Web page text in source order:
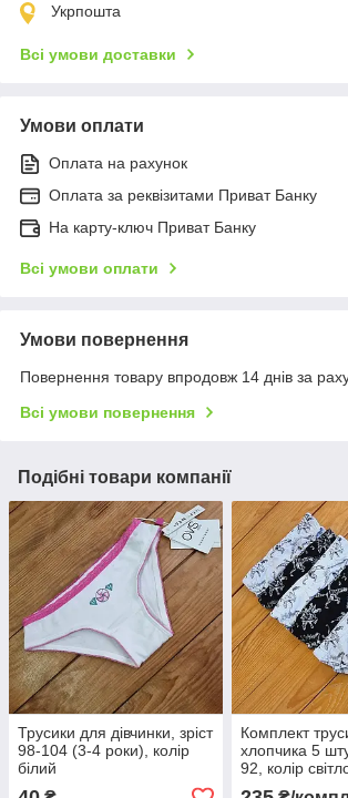
Укрпошта
Всі умови доставки
Умови оплати
Оплата на рахунок
Оплата за реквізитами Приват Банку
На карту-ключ Приват Банку
Всі умови оплати
Умови повернення
Повернення товару впродовж 14 днів за
Всі умови повернення
Подібні товари компанії
Трусики для дівчинки, зріст
98-104 (3-4 роки), колір
білий
Комплект
хлопчика 5
92, колір
чорний